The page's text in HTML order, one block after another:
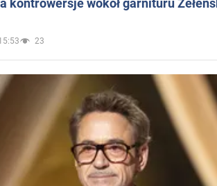
kontrowersje wokół garnituru
23